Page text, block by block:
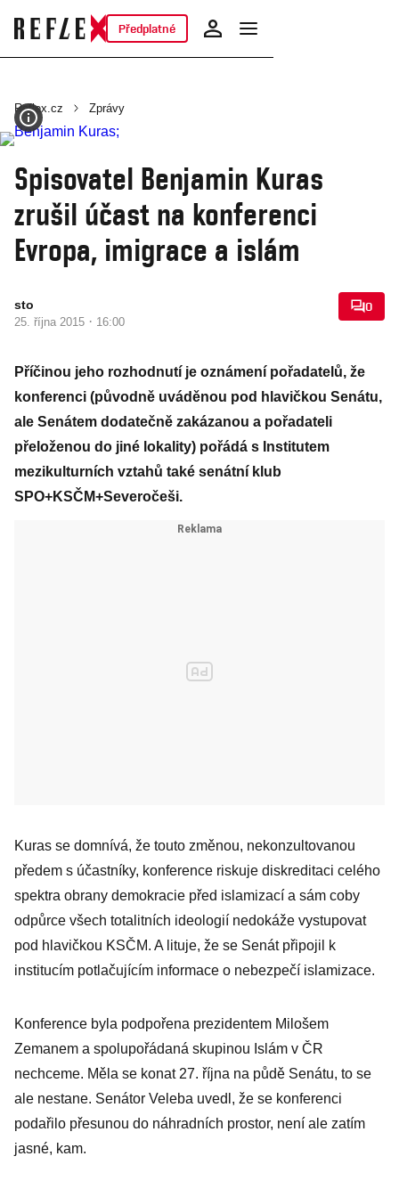
Předplatné
Reflex.cz Zprávy
Spisovatel Benjamin Kuras
zrušil účast na konferenci
Evropa, imigrace a islám
sto
25. října 2015 · 16:00
0
Příčinou jeho rozhodnutí je oznámení pořadatelů, že
konferenci (původně uváděnou pod hlavičkou Senátu,
ale Senátem dodatečně zakázanou a pořadateli
přeloženou do jiné lokality) pořádá s Institutem
mezikulturních vztahů také senátní klub
SPO+KSČM+Severočeši.
Kuras se domnívá, že touto změnou, nekonzultovanou
předem s účastníky, konference riskuje diskreditaci celého
spektra obrany demokracie před islamizací a sám coby
odpůrce všech totalitních ideologií nedokáže vystupovat
pod hlavičkou KSČM. A lituje, že se Senát připojil k
institucím potlačujícím informace o nebezpečí islamizace.
Konference byla podpořena prezidentem Milošem
Zemanem a spolupořádaná skupinou Islám v ČR
nechceme. Měla se konat 27. října na půdě Senátu, to se
ale nestane. Senátor Veleba uvedl, že se konferenci
podařilo přesunou do náhradních prostor, není ale zatím
jasné, kam.